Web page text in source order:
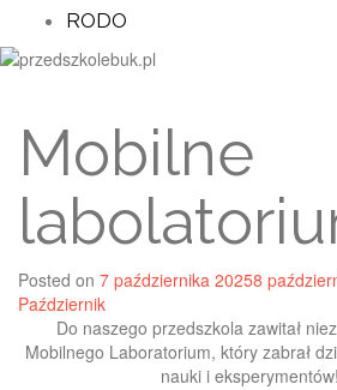
RODO
Mobilne
Posted on 7 października 20258
Październik
Do naszego przedszkola zawitał
Mobilnego Laboratorium, który zabrał
nauki i